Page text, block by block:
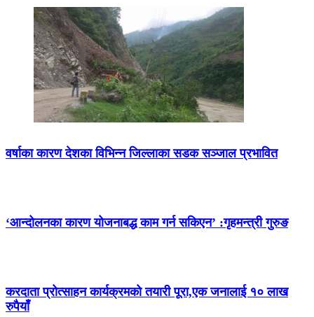
वर्षाका कारण देशका विभिन्न जिल्लाका सडक सञ्जाल प्रभावित
‘आन्दोलनका कारण योजनाबद्ध काम गर्न सकिएन’ :गृहमन्त्री गुरुङ
करदाता प्रोत्साहन कार्यक्रमको तयारी पूरा,एक जनालाई १० लाख
रुपैयाँ